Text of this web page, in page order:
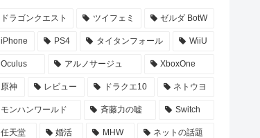
ドラゴンクエスト ツイフェミ ゼルダ BotW
iPhone PS4 タイタンフォール WiiU
Oculus アルノサージュ XboxOne
原神 レビュー ドラクエ10 ネトウヨ
モンハンワールド 斉藤力の嘘 Switch
任天堂 婚活 MHW ネットの話題